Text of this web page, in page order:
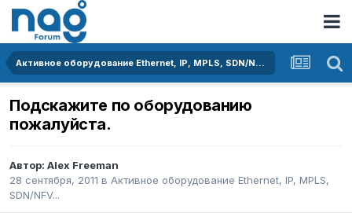
Активное оборудование Ethernet, IP, MPLS, SDN/NFV...
Подскажите по оборудованию
пожалуйста.
Автор: Alex Freeman
28 сентября, 2011 в Активное оборудование Ethernet, IP, MPLS,
SDN/NFV...